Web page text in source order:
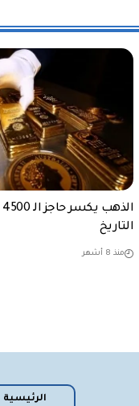
التاريخ
منذ 8 أشهر
الرئيسية